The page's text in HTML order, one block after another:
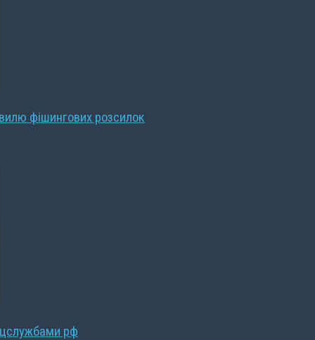
фішингових розсилок
рф